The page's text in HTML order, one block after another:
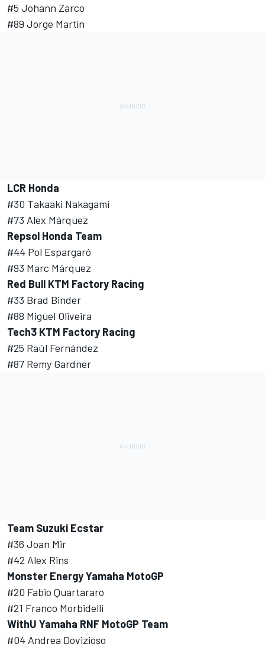
#5 Johann Zarco
#89 Jorge Martín
LCR Honda
#30 Takaaki Nakagami
#73 Alex Márquez
Repsol Honda Team
#44 Pol Espargaró
#93 Marc Márquez
Red Bull KTM Factory Racing
#33 Brad Binder
#88 Miguel Oliveira
Tech3 KTM Factory Racing
#25 Raúl Fernández
#87 Remy Gardner
Team Suzuki Ecstar
#36 Joan Mir
#42 Alex Rins
Monster Energy Yamaha MotoGP
#20 Fabio Quartararo
#21 Franco Morbidelli
WithU Yamaha RNF MotoGP Team
#04 Andrea Dovizioso